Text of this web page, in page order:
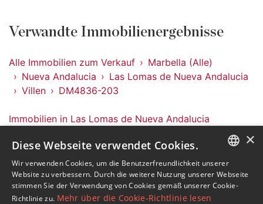
Verwandte Immobilienergebnisse
Alle Immobilien zum Verkauf
Marbella (Alle)
Nueva Andalucia
Las Lomas de Nueva Andalucia
Villen
DM4836-203
Immobilien in Las Lomas de Nueva Andalucia
Immobilien in Marbella (Alle)
Villen in Las Lomas de Nueva Andalucia
ENGLISH
SPANISH
×
Diese Webseite verwendet Cookies.
Wir verwenden Cookies, um die Benutzerfreundlichkeit unserer
Website zu verbessern. Durch die weitere Nutzung unserer Webseite
stimmen Sie der Verwendung von Cookies gemäß unserer Cookie-
Richtlinie zu. Mehr über die Cookie-Richtlinie lesen